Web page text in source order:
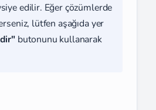
edilir. Eğer çözümlerde
lütfen aşağıda yer
butonunu kullanarak